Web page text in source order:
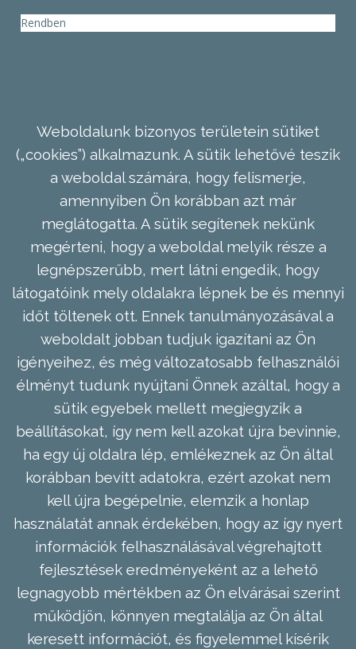
Rendben
Weboldalunk bizonyos területein sütiket
(„cookies”) alkalmazunk. A sütik lehetővé teszik
a weboldal számára, hogy felismerje,
amennyiben Ön korábban azt már
meglátogatta. A sütik segítenek nekünk
megérteni, hogy a weboldal melyik része a
legnépszerűbb, mert látni engedik, hogy
látogatóink mely oldalakra lépnek be és mennyi
időt töltenek ott. Ennek tanulmányozásával a
weboldalt jobban tudjuk igazítani az Ön
igényeihez, és még változatosabb felhasználói
élményt tudunk nyújtani Önnek azáltal, hogy a
sütik egyebek mellett megjegyzik a
beállításokat, így nem kell azokat újra bevinnie,
ha egy új oldalra lép, emlékeznek az Ön által
korábban bevitt adatokra, ezért azokat nem
kell újra begépelnie, elemzik a honlap
használatát annak érdekében, hogy az így nyert
információk felhasználásával végrehajtott
fejlesztések eredményeként az a lehető
legnagyobb mértékben az Ön elvárásai szerint
működjön, könnyen megtalálja az Ön által
keresett információt, és figyelemmel kísérik